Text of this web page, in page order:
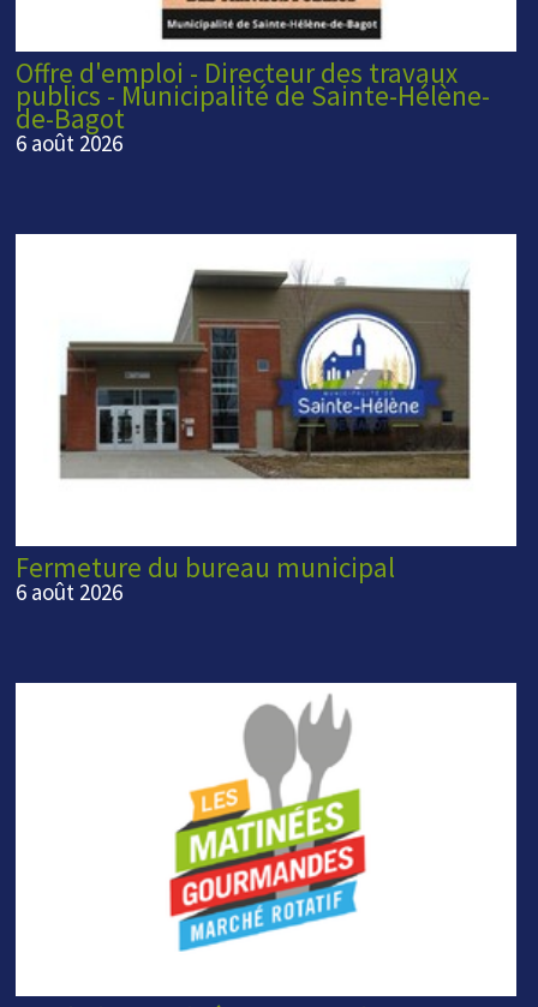
Offre d'emploi - Directeur des travaux
publics - Municipalité de Sainte-Hélène-
de-Bagot
6 août 2026
Fermeture du bureau municipal
6 août 2026